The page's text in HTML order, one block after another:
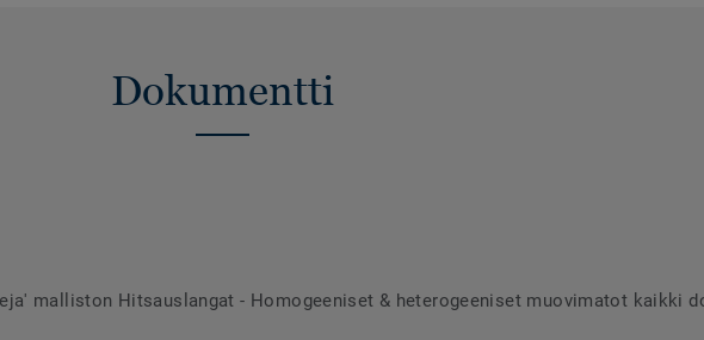
Dokumentti
malliston Hitsauslangat - Homogeeniset & heterogeeniset muovimatot kaikki